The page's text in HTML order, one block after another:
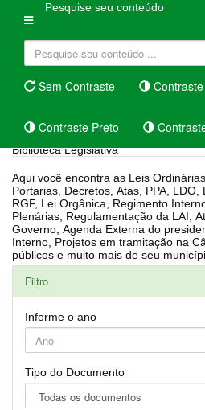
Pesquise seu conteúdo
Sem Contraste
Contraste Preto
Biblioteca Legislativa
Aqui você encontra as Leis Ordinárias, Leis
Portarias, Decretos, Atas, PPA, LDO, LOA,
RGF, Lei Orgânica, Regimento
Plenárias, Regulamentação da LAI,
Governo, Agenda Externa do presidente, Relatório do Controle
Interno, Projetos em tramitação na Câmara, Controle dos bens
públicos e muito mais de seu
Filtro
Informe o ano
Tipo do Documento